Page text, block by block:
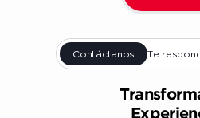
Contáctanos Te